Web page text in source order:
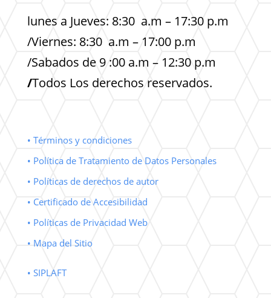
lunes a Jueves: 8:30 a.m – 17:30 p.m
/Viernes: 8:30 a.m – 17:00 p.m
/Sabados de 9 :00 a.m – 12:30 p.m
/Todos Los derechos reservados.
• Términos y condiciones
• Política de Tratamiento de Datos Personales
• Políticas de derechos de autor
• Certificado de Accesibilidad
• Políticas de Privacidad Web
• Mapa del Sitio
• SIPLAFT